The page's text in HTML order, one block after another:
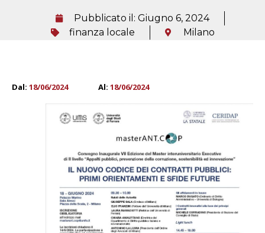
Pubblicato il: Giugno 6, 2024
finanza locale
Milano
Dal: 18/06/2024 Al: 18/06/2024